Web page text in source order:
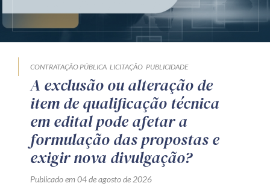
CONTRATAÇÃO PÚBLICA LICITAÇÃO PUBLICIDADE
A exclusão ou alteração de
item de qualificação técnica
em edital pode afetar a
formulação das propostas e
exigir nova divulgação?
Publicado em 04 de agosto de 2026